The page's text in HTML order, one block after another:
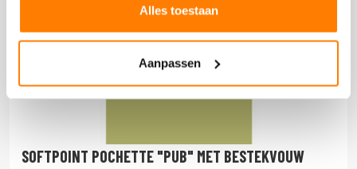
Alles toestaan
Aanpassen
SOFTPOINT POCHETTE "PUB" MET BESTEKVOUW